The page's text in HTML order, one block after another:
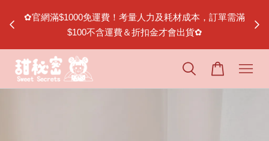
✿官網滿$1000免運費！考量人力及耗材成本，訂單需滿
$100不含運費＆折扣金才會出貨✿